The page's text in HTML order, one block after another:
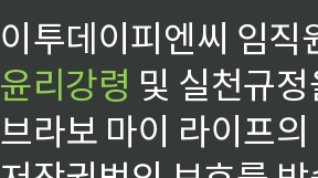
이투데이피엔씨 임
윤리강령 및 실천규
브라보 마이 라이프